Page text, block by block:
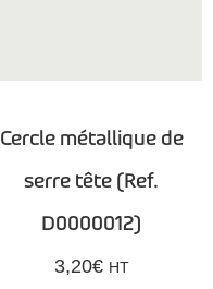
Cercle métallique de
serre tête (Ref.
D0000012)
3,20€ HT